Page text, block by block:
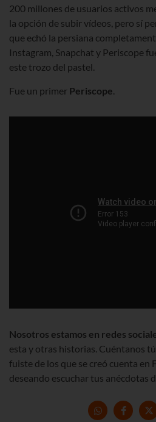
200 millones de usuarios activos
la opción de subir vídeos, pero sí
que echó la persiana
Instagram, Snapchat y Periscope
este trozo del pastel.
Fue un primer Periscope.
Nosotros estamos en redes
esta y otras historias. Cuéntanos
fuiste de los que se creó cuenta en
deseando escuchar tus anécdotas